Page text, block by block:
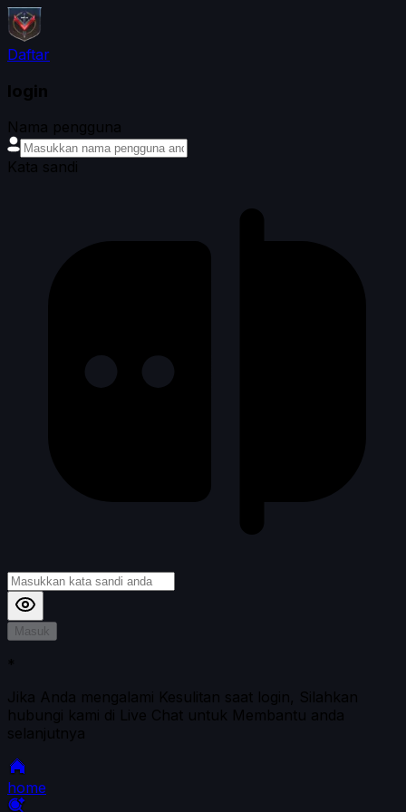
Daftar
login
Nama pengguna
Kata sandi
Masuk
*
Jika Anda mengalami Kesulitan saat login, Silahkan
hubungi kami di Live Chat untuk Membantu anda
selanjutnya
home